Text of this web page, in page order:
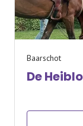
Baarschot
De